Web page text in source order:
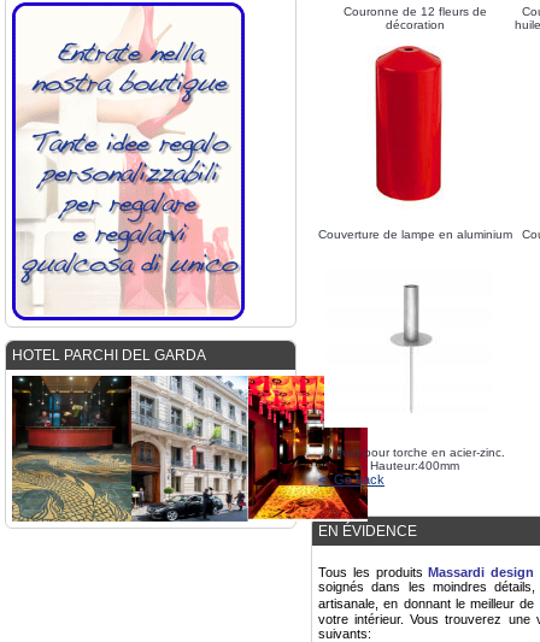
HOTEL PARCHI DEL GARDA
Couronne de 12 fleurs de
décoration
Couverture de lampe en aluminium
Piquet pour torche en acier-zinc.
Hauteur:400mm
<- Go back
EN ÉVIDENCE
Tous les produitsMassardi design
soignés dans les moindres
artisanale, en donnant le meilleur de
votre intérieur. Vous trouverez une
suivants: